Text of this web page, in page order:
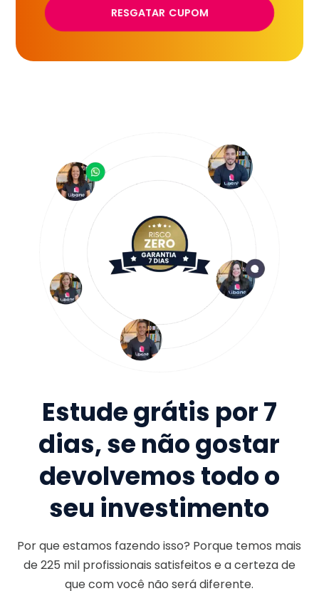
RESGATAR CUPOM
Estude grátis por 7
dias, se não gostar
devolvemos todo o
seu investimento
Por que estamos fazendo isso? Porque temos mais
de225 milprofissionais satisfeitos e a certeza de
que com você não será diferente.